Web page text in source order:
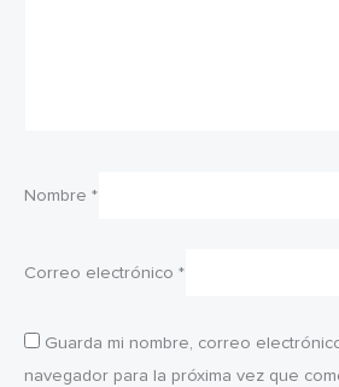
Nombre *
Correo electrónico *
Guarda mi nombre, correo
navegador para la próxima vez que